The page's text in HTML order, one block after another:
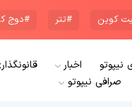
کوین #تتر #دوج
اخبار
صرافی نیپوتو